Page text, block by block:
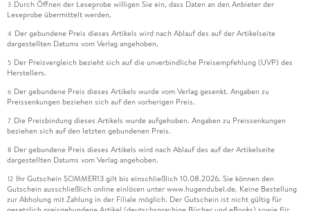
3 Durch Öffnen der Leseprobe willigen Sie ein, dass Daten an den Anbieter der
Leseprobe übermittelt werden.
4 Der gebundene Preis dieses Artikels wird nach Ablauf des auf der Artikelseite
dargestellten Datums vom Verlag angehoben.
5 Der Preisvergleich bezieht sich auf die unverbindliche Preisempfehlung (UVP) des
Herstellers.
6 Der gebundene Preis dieses Artikels wurde vom Verlag gesenkt. Angaben zu
Preissenkungen beziehen sich auf den vorherigen Preis.
7 Die Preisbindung dieses Artikels wurde aufgehoben. Angaben zu Preissenkungen
beziehen sich auf den letzten gebundenen Preis.
8 Der gebundene Preis dieses Artikels wird nach Ablauf des auf der Artikelseite
dargestellten Datums vom Verlag angehoben.
12 Ihr Gutschein SOMMER13 gilt bis einschließlich 10.08.2026. Sie können den
Gutschein ausschließlich online einlösen unter www.hugendubel.de. Keine Bestellung
zur Abholung mit Zahlung in der Filiale möglich. Der Gutschein ist nicht gültig für